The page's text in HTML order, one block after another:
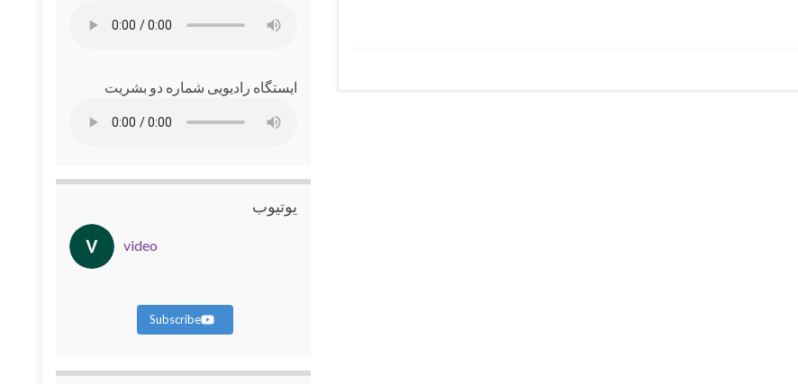
ایستگاه رادیویی شماره دو بشریت
یوتیوب
video
Subscribe